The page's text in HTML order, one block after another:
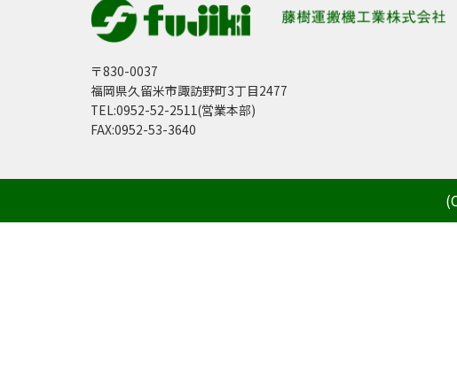
〒830-0037
福岡県久留米市諏訪野町3丁目2477
TEL:0952-52-2511(営業本部)
FAX:0952-53-3640